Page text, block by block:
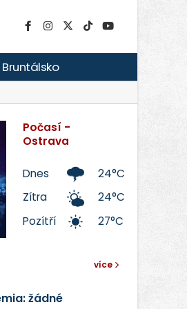
Bruntálsko
Počasí -
Ostrava
Dnes
24°C
Zítra
24°C
Pozítří
27°C
více
žádné